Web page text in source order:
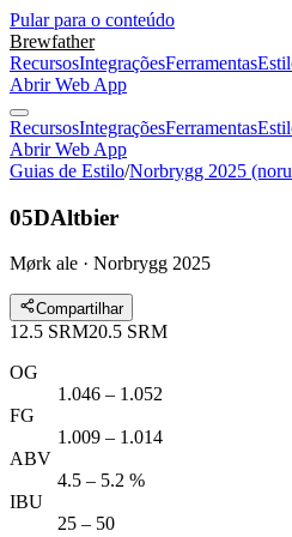
Pular para o conteúdo
Brewfather
RecursosIntegraçõesFerramentas
Abrir Web App
RecursosIntegraçõesFerramentas
Abrir Web App
Guias de Estilo/Norbrygg 2025
05DAltbier
Mørk ale · Norbrygg 2025
Compartilhar
12.5 SRM20.5 SRM
OG
1.046 – 1.052
FG
1.009 – 1.014
ABV
4.5 – 5.2 %
IBU
25 – 50